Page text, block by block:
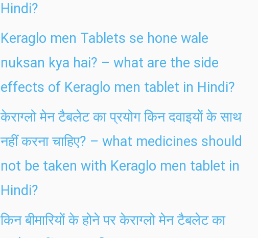
Hindi?
Keraglo men Tablets se hone wale
nuksan kya hai? – what are the side
effects of Keraglo men tablet in Hindi?
केराग्लो मेन टैबलेट का प्रयोग किन दवाइयों के साथ
नहीं करना चाहिए? – what medicines should
not be taken with Keraglo men tablet in
Hindi?
किन बीमारियों के होने पर केराग्लो मेन टैबलेट का